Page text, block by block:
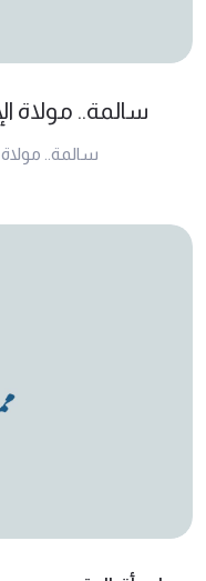
سالمة.. مولاة
سالمة.. مولاة